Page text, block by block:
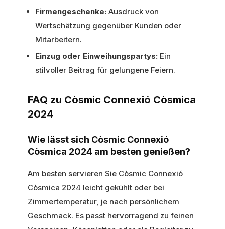
Firmengeschenke: Ausdruck von
Wertschätzung gegenüber Kunden oder
Mitarbeitern.
Einzug oder Einweihungspartys: Ein
stilvoller Beitrag für gelungene Feiern.
FAQ zu Còsmic Connexió Còsmica
2024
Wie lässt sich Còsmic Connexió
Còsmica 2024 am besten genießen?
Am besten servieren Sie Còsmic Connexió
Còsmica 2024 leicht gekühlt oder bei
Zimmertemperatur, je nach persönlichem
Geschmack. Es passt hervorragend zu feinen